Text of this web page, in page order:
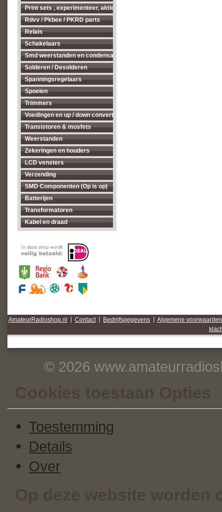
Print sets , experimenteer, aktieve antenne's enz...
Rdvv / Pkbee / PKRD parts
Relais
Schakelaars
Smd weerstanden en condensatoren
Solderen / Desolderen
Spanningsregelaars
Spoelen
Trimmers
Voedingen en up / down converters
Transistoren & mosfets
Weerstanden
Zekeringen en houders
LCD vensters
Verzending
SMD Componenten (Op is op)
Batterijen
Transformatoren
Kabel en draad
AmateurRadioshop.nl Contact Bedrijfsgegevens
Algemene voorwaarden
© 2026
Cookies toestaan Opties
Toestemming
Details
Over
Op deze website worden